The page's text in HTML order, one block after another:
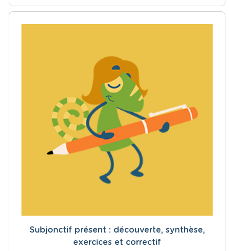
Subjonctif présent : découverte, synthèse,
exercices et correctif